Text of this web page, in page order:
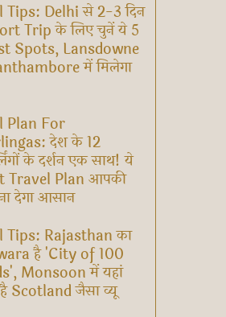
Tips: Delhi से 2-3 दिन
Trip के लिए चुनें ये 5
Spots, Lansdowne
में मिलेगा
Plan For
देश के 12
के दर्शन एक साथ! ये
Travel Plan आपकी
देगा आसान
Tips: Rajasthan का
है 'City of 100
Monsoon में यहां
Scotland जैसा व्यू